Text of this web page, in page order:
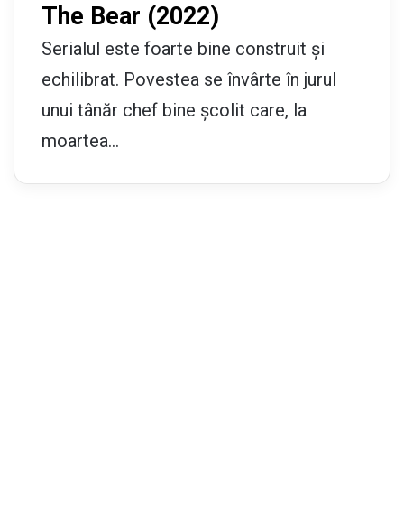
The Bear (2022)
Serialul este foarte bine construit și
echilibrat. Povestea se învârte în jurul
unui tânăr chef bine școlit care, la
moartea…